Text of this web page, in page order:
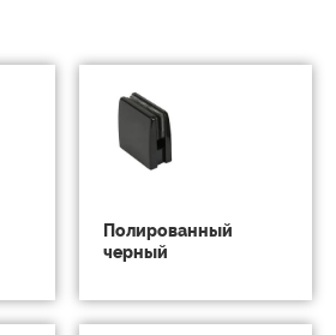
Полированный
черный